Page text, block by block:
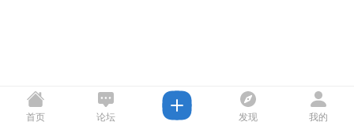
首页 论坛 发现 我的